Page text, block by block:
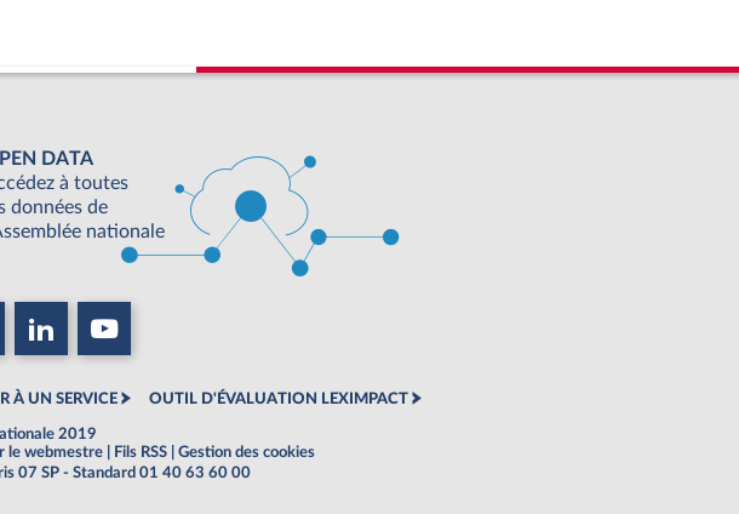
DATA
à toutes
données de
nationale
À UN SERVICE OUTIL D'ÉVALUATION LEXIMPACT
2019
le webmestre Fils RSS
Gestion des cookies
07 SP - Standard 01 40 63 60 00